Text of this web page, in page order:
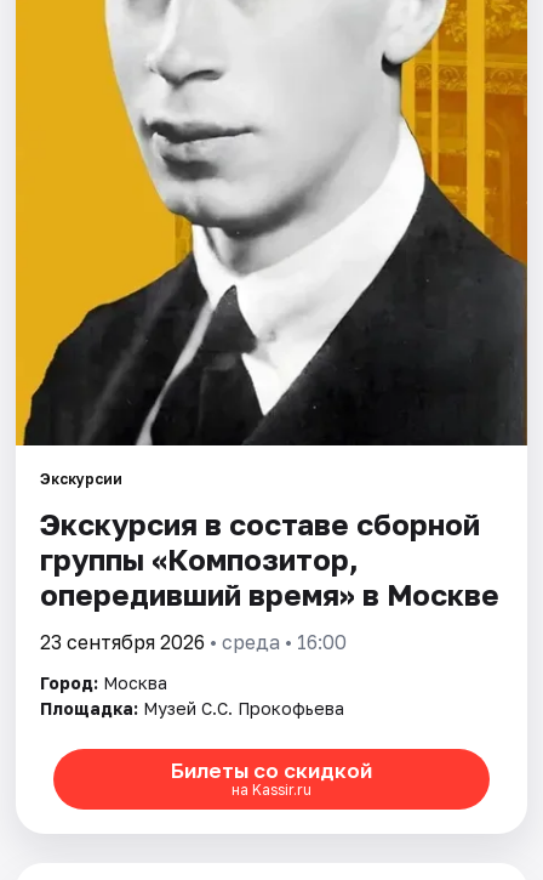
Площадки
Экскурсии
Экскурсия в составе сборной
группы «Композитор,
опередивший время» в Москве
23 сентября 2026 • среда • 16:00
Город: Москва
Площадка: Музей С.С. Прокофьева
Билеты со скидкой
на Kassir.ru